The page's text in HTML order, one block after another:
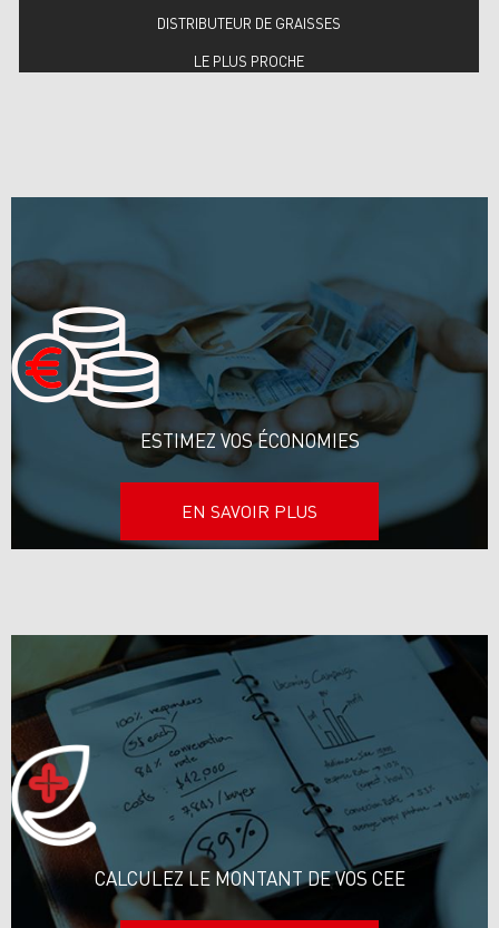
DISTRIBUTEUR DE GRAISSES
LE PLUS PROCHE
ESTIMEZ VOS ÉCONOMIES
EN SAVOIR PLUS
CALCULEZ LE MONTANTDE VOS CEE